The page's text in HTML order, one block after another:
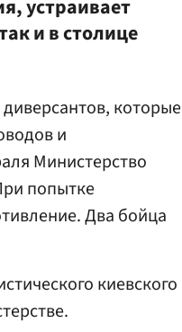
устраивает
и в столице
которые
и
Министерство
попытке
Два бойца
киевского